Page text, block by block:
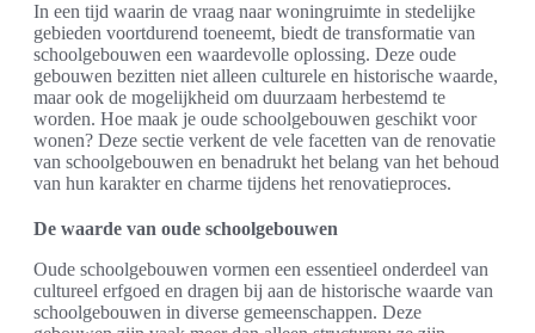
In een tijd waarin de vraag naar woningruimte in stedelijke
gebieden voortdurend toeneemt, biedt de transformatie van
schoolgebouwen een waardevolle oplossing. Deze oude
gebouwen bezitten niet alleen culturele en historische waarde,
maar ook de mogelijkheid om duurzaam herbestemd te
worden. Hoe maak je oude schoolgebouwen geschikt voor
wonen? Deze sectie verkent de vele facetten van de renovatie
van schoolgebouwen en benadrukt het belang van het behoud
van hun karakter en charme tijdens het renovatieproces.
De waarde van oude schoolgebouwen
Oude schoolgebouwen vormen een essentieel onderdeel van
cultureel erfgoed en dragen bij aan de historische waarde van
schoolgebouwen in diverse gemeenschappen. Deze